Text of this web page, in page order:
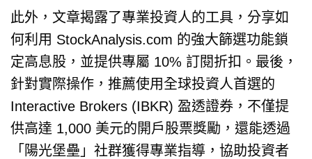
此外，文章揭露了專業投資人的工具，分享如
何利用 StockAnalysis.com 的強大篩選功能鎖
定高息股，並提供專屬 10% 訂閱折扣。最後，
針對實際操作，推薦使用全球投資人首選的
Interactive Brokers (IBKR) 盈透證券，不僅提
供高達 1,000 美元的開戶股票獎勵，還能透過
「陽光堡壘」社群獲得專業指導，協助投資者